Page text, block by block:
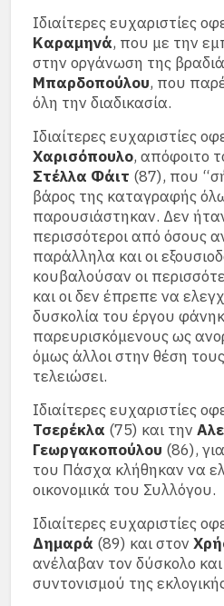
Ιδιαίτερες ευχαριστίες
Καραμηνά, που με την
στην οργάνωση της
Μπαρδοπούλου, που
όλη την διαδικασία.
Ιδιαίτερες ευχαριστίες
Χαρισόπουλο, απόφοιτο
Στέλλα Φάιτ (87), που
βάρος της καταγραφής
παρουσιάστηκαν. Δεν
περισσότεροι από όσους
παράλληλα και οι
κουβαλούσαν οι
και οι δεν έπρεπε να
δυσκολία του έργου
παρευρισκόμενους ως
όμως άλλοι στην θέση
τελειώσει.
Ιδιαίτερες ευχαριστίες
Τσερέκλα (75) και την
Γεωργακοπούλου (86),
του Πάσχα κλήθηκαν να
οικονομικά του Συλλόγου.
Ιδιαίτερες ευχαριστίες
Δημαρά (89) και στον
ανέλαβαν τον δύσκολο
συντονισμού της